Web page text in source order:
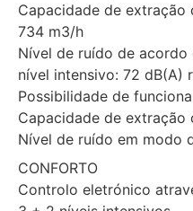
Capacidade de extração
734 m3/h
Nível de ruído de acordo
nível intensivo: 72 dB(A)
Possibilidade de
Capacidade de extração
Nível de ruído em modo
CONFORTO
Controlo eletrónico